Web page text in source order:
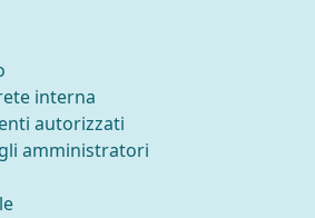
interna
autorizzati
amministratori